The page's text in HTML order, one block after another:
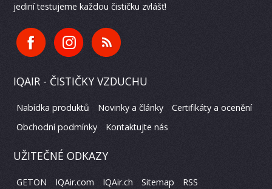
jediní testujeme každou čističku zvlášť!
IQAIR - ČISTIČKY VZDUCHU
Nabídka produktů Novinky a články
Certifikáty a ocenění
Obchodní podmínky
Kontaktujte nás
UŽITEČNÉ ODKAZY
GETON IQAir.com IQAir.ch Sitemap RSS